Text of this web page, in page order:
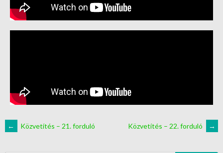
← Közvetítés – 21. forduló Közvetítés – 22. forduló →